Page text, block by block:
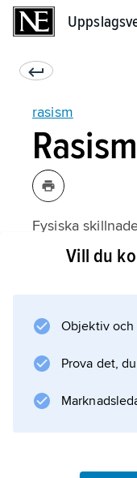
rasism
Fysiska
människor är
situationer.
Vill du
Objektiv och
Prova det,